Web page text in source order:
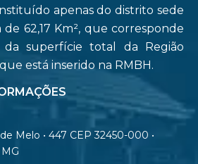
apenas do distrito sede
62,17 Km², que corresponde
superfície total da Região
está inserido na RMBH.
Melo • 447 CEP 32450-000 •